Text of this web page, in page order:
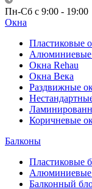
Пн-Сб с 9:00 - 19:00
Окна
Пластиковые
Алюминиевые
Окна Rehau
Окна Века
Раздвижные
Коричневые
Балконы
Пластиковые
Алюминиевые
Балконный